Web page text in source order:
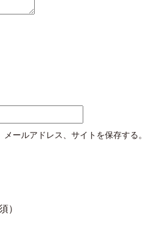
ールアドレス、サイトを保存する。
）